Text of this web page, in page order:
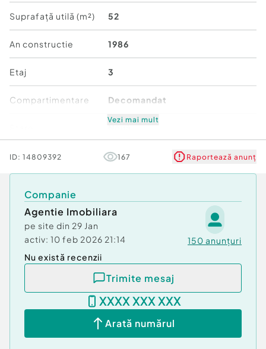
Suprafață utilă (m²) 52
An constructie 1986
Etaj 3
Compartimentare Decomandat
Comfort 1
Vezi mai mult
ID: 14809392 167 Raportează anunț
Companie
Agentie Imobiliara
pe site din 29 Jan
activ: 10 feb 2026 21:14 150 anunțuri
Nu există recenzii
Trimite mesaj
XXXX XXX XXX
Arată numărul